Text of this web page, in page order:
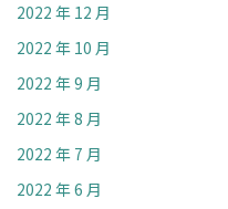
2022 年 12 月
2022 年 10 月
2022 年 9 月
2022 年 8 月
2022 年 7 月
2022 年 6 月